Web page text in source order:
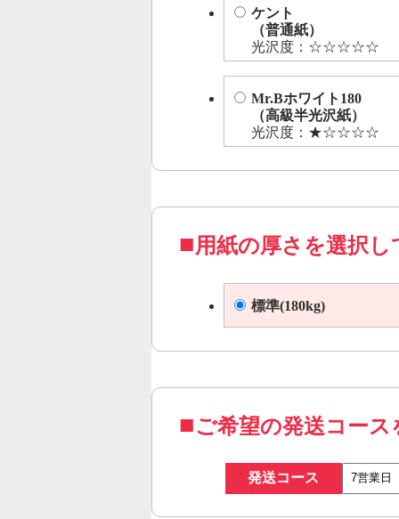
ケント
（普通紙）
光沢度：☆☆☆☆☆
Mr.Bホワイト180
（高級半光沢紙）
光沢度：★☆☆☆☆
用紙の厚さを選択
標準(180kg)
ご希望の発送コー
発送コース